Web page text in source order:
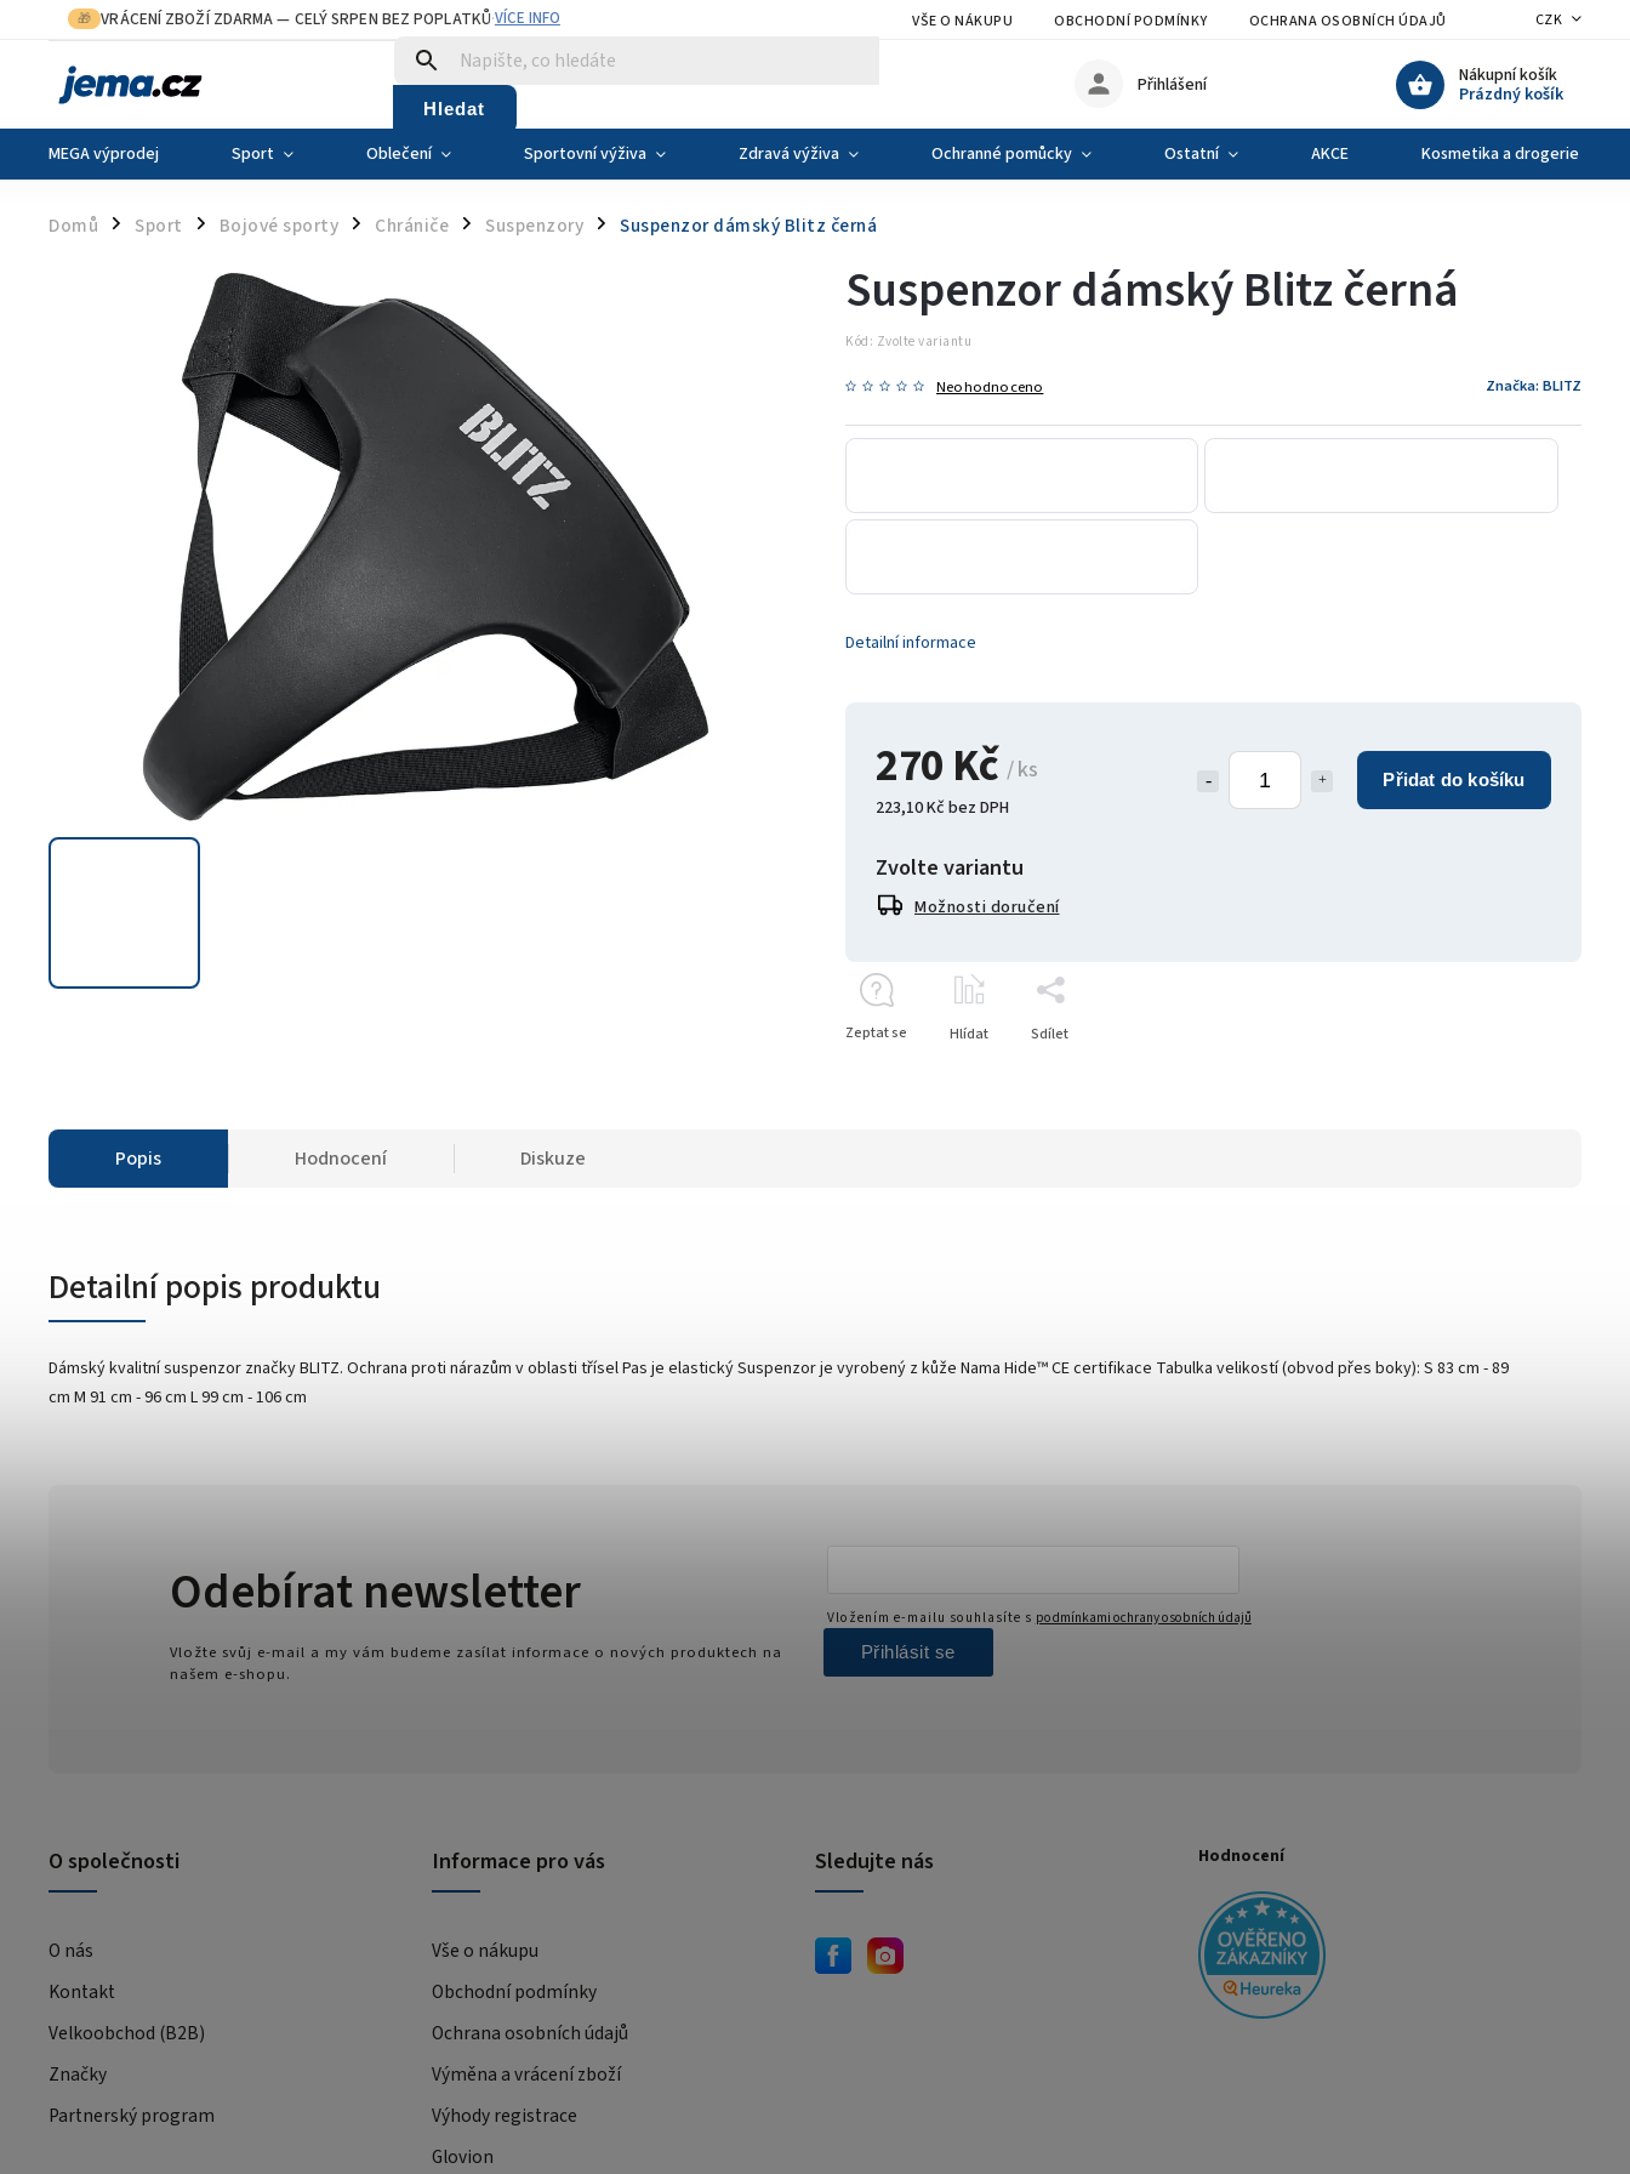
🎁 VRÁCENÍ ZBOŽÍ ZDARMA— CELÝ SRPEN BEZ POPLATKŮ·VÍCE INFO VŠE O NÁKUPU OBCHODNÍ PODMÍNKY OCHRANA OSOBNÍCH ÚDAJŮ VÝMĚNA A VRÁCENÍ
CZK
Hledat
Nákupní košík
Prázdný košík
Přihlášení
MEGA výprodej Sport Oblečení Sportovní výživa Zdravá výživa Ochranné pomůcky Ostatní AKCE Kosmetika a drogerie
Domů / Sport / Bojové sporty / Chrániče / Suspenzory / Suspenzor dámský Blitz černá
270 Kč / ks
223,10 Kč bez DPH
Přidat do košíku
Zvolte variantu
Možnosti doručení
Suspenzor dámský Blitz černá
Kód: Zvolte variantu
Neohodnoceno Značka: BLITZ
Detailní informace
Zeptat se Hlídat Sdílet
Popis Hodnocení Diskuze
Detailní popis produktu
Dámský kvalitní suspenzor značky BLITZ. Ochrana proti nárazům v oblasti třísel Pas je elastický Suspenzor je vyrobený z kůže Nama Hide™ CE certifikace Tabulka velikostí (obvod přes boky): S 83 cm - 89
cm M 91 cm - 96 cm L 99 cm - 106 cm
O společnosti
O nás
Kontakt
Velkoobchod (B2B)
Značky
Partnerský program
Informace pro vás
Vše o nákupu
Obchodní podmínky
Ochrana osobních údajů
Výměna a vrácení zboží
Výhody registrace
Glovion
Odebírat newsletter
Vložte svůj e-mail a my vám budeme zasílat informace o nových produktech na
našem e-shopu.
Vložením e-mailu souhlasíte s podmínkami ochrany osobních údajů
Přihlásit se
Sledujte nás Hodnocení